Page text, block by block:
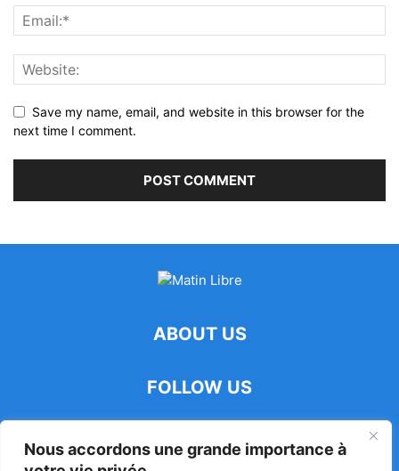
Nous accordons une grande importance à
Save my name, email, and website in this browser for the
next time I comment.
ABOUT US
FOLLOW US